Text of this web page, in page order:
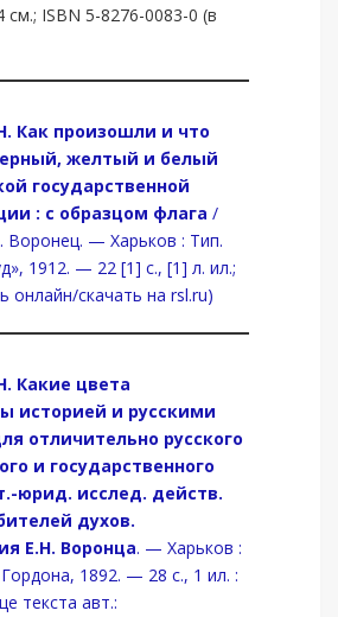
см.; ISBN 5-8276-0083-0 (в
Как произошли и что
желтый и белый
государственной
: с образцом флага /
Воронец. — Харьков : Тип.
1912. — 22 [1] с., [1] л. ил.;
онлайн/скачать на rsl.ru)
Какие цвета
историей и русскими
отличительно русского
и государственного
юрид. исслед. действ.
духов.
Е.Н. Воронца. — Харьков :
1892. — 28 с., 1 ил. :
текста авт.: